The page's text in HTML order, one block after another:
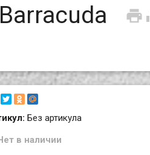

Без артикула
в наличии